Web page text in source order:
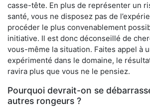
casse-tête. En plus de représenter un
santé, vous ne disposez pas de
procéder le plus convenablement
initiative. Il est donc déconseillé de
vous-même la situation. Faites appel à
expérimenté dans le domaine, le
ravira plus que vous ne le pensiez.
Pourquoi devrait-on se
autres rongeurs ?